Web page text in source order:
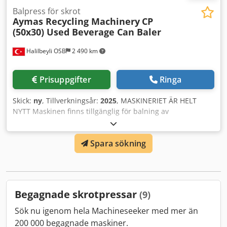
Halilbeyli OSB 2 490 km
Balpress för skrot
Aymas Recycling Machinery CP
(50x30) Used Beverage Can Baler
Prisuppgifter Ringa
Skick: ny, Tillverkningsår: 2025, MASKINERIET ÄR HELT
NYTT Maskinen finns tillgänglig för balning av
aluminiumburkar samt stålburkar upp till 0,2 mm tjocklek
och 3 liter volym. Alla el- och elektronikkomponenter
kommer från Schneider och Siemens. Maskinen är
helautomatisk med PLC-styrning samt Siemens HMI
Maskinen levereras med ett (1) års garanti eller
först - från AYMAS Makina San. Ve Tic. A. S. Garanti.
Oljeuppvärmnings- och kylsystem ingår beroende på
driftzon. MB 500 Magnetseparator och VH (120–250)
Spara sökning
Begagnade skrotpressar (9)
Sök nu igenom hela Machineseeker med mer än
200 000 begagnade maskiner.